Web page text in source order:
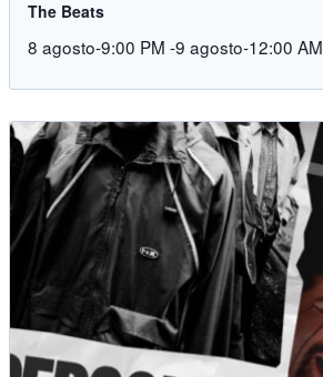
The Beats
8 agosto-9:00 PM -9 agosto-12:00 AM